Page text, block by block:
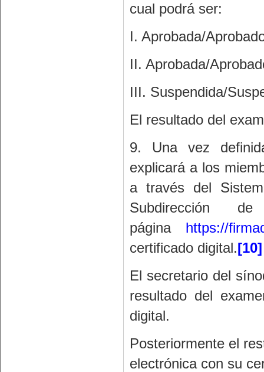
cual podrá ser:
I. Aprobada/
II. Aprobada/
III. Suspendida/
El resultado del
9. Una vez
explicará a los
a través del
página https://
certificado digital.[10]
El secretario del
resultado del
digital.
Posteriormente el
electrónica con su